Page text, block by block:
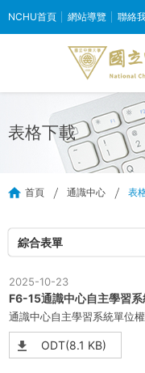
NCHU首頁 網站導覽 聯絡
表格下載
首頁 通識中心 表
綜合表單
2025-10-23
F6-15通識中心自主學習
通識中心自主學習系統單位
ODT(8.1 KB)